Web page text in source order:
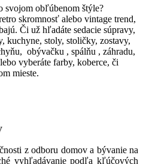
svojom obľúbenom štýle?
skromnosť alebo vintage trend,
Či už hľadáte sedacie súpravy,
kuchyne, stoly, stoličky, zostavy,
obývačku , spálňu , záhradu,
vyberáte farby, koberce, či
mieste.
z odboru domov a bývanie na
vyhľadávanie podľa kľúčových